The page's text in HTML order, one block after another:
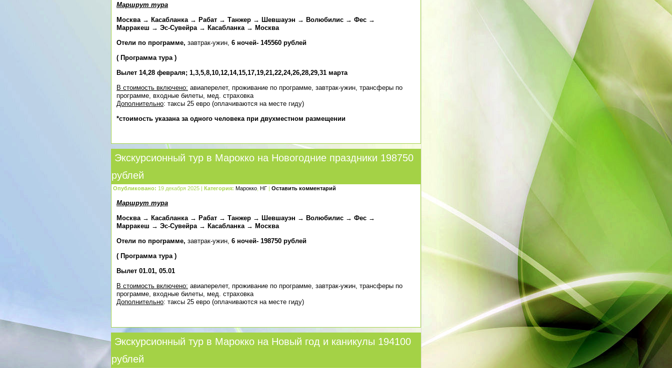
Маршрут тура
Москва → Касабланка → Рабат → Танжер → Шевшауэн → Волюбилис → Фес →
Марракеш → Эс-Сувейра → Касабланка → Москва
Отели по программе, завтрак-ужин, 6 ночей- 145560 рублей
( Программа тура )
Вылет 14,28 февраля; 1,3,5,8,10,12,14,15,17,19,21,22,24,26,28,29,31 марта
В стоимость включено: авиаперелет, проживание по программе, завтрак-ужин, трансферы по
программе, входные билеты, мед. cтраховка
Дополнительно: таксы 25 евро (оплачиваются на месте гиду)
*стоимость указана за одного человека при двухместном размещении
Экскурсионный тур в Марокко на Новогодние праздники 198750
рублей
Опубликовано: 19 декабря 2025 | Категория: Марокко НГ | Оставить комментарий
Маршрут тура
Москва → Касабланка → Рабат → Танжер → Шевшауэн → Волюбилис → Фес →
Марракеш → Эс-Сувейра → Касабланка → Москва
Отели по программе, завтрак-ужин, 6 ночей- 198750 рублей
( Программа тура)
Вылет 01.01, 05.01
В стоимость включено: авиаперелет, проживание по программе, завтрак-ужин, трансферы по
программе, входные билеты, мед. cтраховка
Дополнительно: таксы 25 евро (оплачиваются на месте гиду)
Экскурсионный тур в Марокко на Новый год и каникулы 194100
рублей